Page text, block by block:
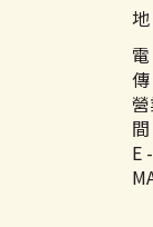
間
E -